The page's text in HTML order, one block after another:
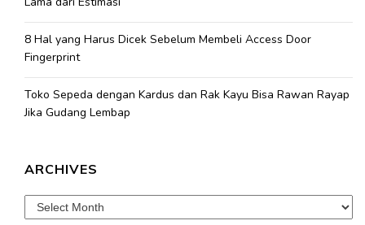
8 Hal yang Harus Dicek Sebelum Membeli Access Door
Fingerprint
Toko Sepeda dengan Kardus dan Rak Kayu Bisa Rawan Rayap
Jika Gudang Lembap
ARCHIVES
Archives